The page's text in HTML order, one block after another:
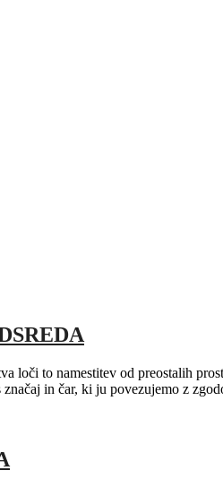
loči to namestitev od preostalih
značaj in čar, ki ju povezujemo z